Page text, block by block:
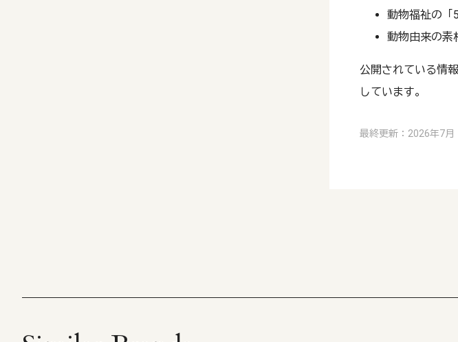
動物福祉の「
動物由来の素
公開されている情
しています。
最終更新：2026年7月